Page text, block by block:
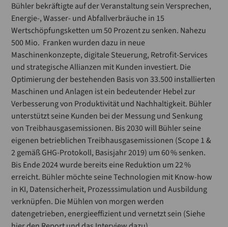
Bühler bekräftigte auf der Veranstaltung sein Versprechen,
Energie-, Wasser- und Abfallverbräuche in 15
Wertschöpfungsketten um 50 Prozent zu senken. Nahezu
500 Mio. Franken wurden dazu in neue
Maschinenkonzepte, digitale Steuerung, Retrofit-Services
und strategische Allianzen mit Kunden investiert. Die
Optimierung der bestehenden Basis von 33.500 installierten
Maschinen und Anlagen ist ein bedeutender Hebel zur
Verbesserung von Produktivität und Nachhaltigkeit. Bühler
unterstützt seine Kunden bei der Messung und Senkung
von Treibhausgasemissionen. Bis 2030 will Bühler seine
eigenen betrieblichen Treibhausgasemissionen (Scope 1 &
2 gemäß GHG-Protokoll, Basisjahr 2019) um 60 % senken.
Bis Ende 2024 wurde bereits eine Reduktion um 22 %
erreicht. Bühler möchte seine Technologien mit Know-how
in KI, Datensicherheit, Prozesssimulation und Ausbildung
verknüpfen. Die Mühlen von morgen werden
datengetrieben, energieeffizient und vernetzt sein (Siehe